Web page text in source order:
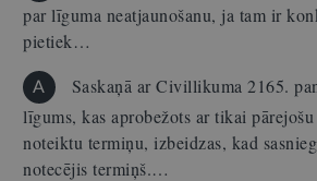
par līguma neatjaunošanu, ja tam ir
pietiek…
A
Saskaņā ar Civillikuma 2165.
līgums, kas aprobežots ar tikai
noteiktu termiņu, izbeidzas, kad
notecējis termiņš.…